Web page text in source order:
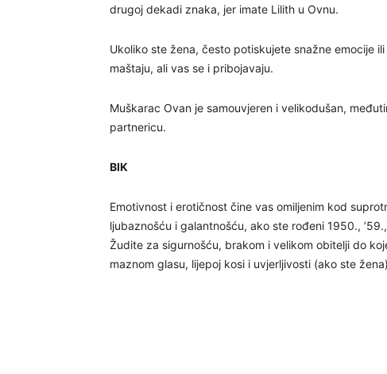
drugoj dekadi znaka, jer imate Lilith u Ovnu.
Ukoliko ste žena, često potiskujete snažne emocije
maštaju, ali vas se i pribojavaju.
Muškarac Ovan je samouvjeren i velikodušan,
partnericu.
BIK
Emotivnost i erotičnost čine vas omiljenim kod
ljubaznošću i galantnošću, ako ste rođeni 1950.,
Žudite za sigurnošću, brakom i velikom obitelji do
maznom glasu, lijepoj kosi i uvjerljivosti (ako ste